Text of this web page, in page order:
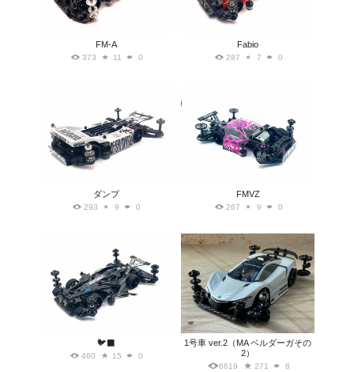
FM-A
373 11 0
Fabio
287 7 0
ダンプ
293 9 0
FMVZ
267 9 0
🐦‍⬛
460 15 0
1号車 ver.2（MA ベルダーガその
2）
6619 271 8